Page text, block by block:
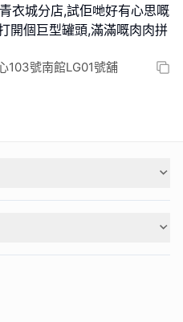
衣城分店,試佢哋好有心思嘅
開個巨型罐頭,滿滿嘅肉肉拼
103號南館LG01號舖